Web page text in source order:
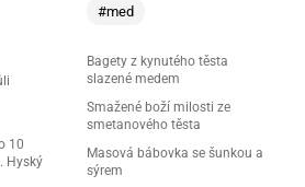
10
Hyský
#med
Bagety z kynutého těsta
slazené medem
Smažené boží milosti ze
smetanového těsta
Masová bábovka se šunkou a
sýrem